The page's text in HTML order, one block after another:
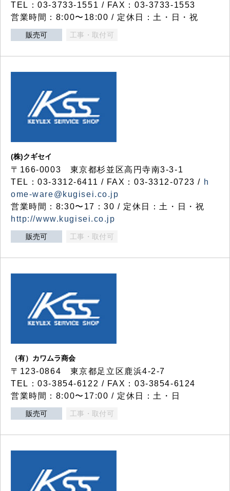
TEL：03-3733-1551 / FAX：03-3733-1553
営業時間：8:00〜18:00 / 定休日：土・日・祝
販売可 工事・取付可
(株)クギセイ
〒166-0003 東京都杉並区高円寺南3-3-1
TEL：03-3312-6411 / FAX：03-3312-0723 / h
ome-ware@kugisei.co.jp
営業時間：8:30〜17：30 / 定休日：土・日・祝
http://www.kugisei.co.jp
販売可 工事・取付可
（有）カワムラ商会
〒123-0864 東京都足立区鹿浜4-2-7
TEL：03-3854-6122 / FAX：03-3854-6124
営業時間：8:00〜17:00 / 定休日：土・日
販売可 工事・取付可